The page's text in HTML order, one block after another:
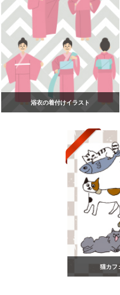
浴衣の着付けイラスト
猫カフ